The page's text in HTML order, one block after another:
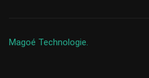
Magoé Technologie.